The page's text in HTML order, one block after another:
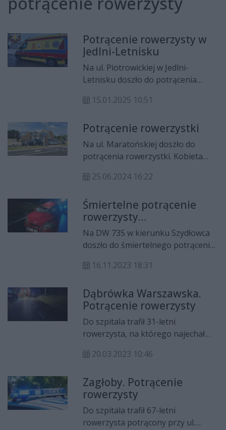
Potrącenie rowerzysty w
Jedlni-Letnisku
Na ul. Piotrowickiej w Jedlni-
Letnisku doszło do potrącenia
15.01.2025 10:51
Potrącenie rowerzystki
Na ul. Maratońskiej doszło do
potrącenia rowerzystki. Kobieta
25.06.2024 16:22
Śmiertelne potrącenie
rowerzysty
[AKTUALIZACJA]
Na DW 735 w kierunku Szydłowca
doszło do śmiertelnego potrącenia
16.11.2023 18:31
Dąbrówka Warszawska.
Potrącenie rowerzysty
Do szpitala trafił 31-letni
rowerzysta, na którego najechał
doszło w Dąbrówce Warszawskiej
20.03.2023 10:46
Zagłoby. Potrącenie
rowerzysty
Do szpitala trafił 67-letni
rowerzysta potrącony przy ul.